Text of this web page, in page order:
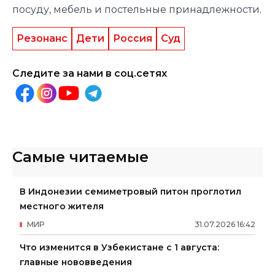
посуду, мебель и постельные принадлежности.
Резонанс Дети Россия Суд
Следите за нами в соц.сетях
Самые читаемые
В Индонезии семиметровый питон проглотил
местного жителя
31.07.2026 16:42
МИР
Что изменится в Узбекистане с 1 августа:
главные нововведения